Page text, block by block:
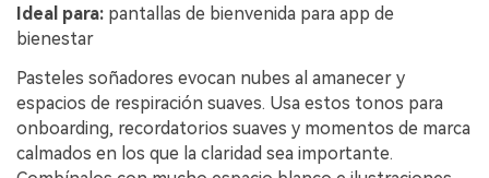
Ideal para: pantallas de bienvenida para app de
bienestar
Pasteles soñadores evocan nubes al amanecer y
espacios de respiración suaves. Usa estos tonos para
onboarding, recordatorios suaves y momentos de marca
calmados en los que la claridad sea importante.